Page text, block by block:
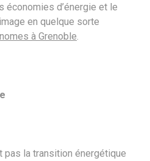
économies d’énergie et le
en quelque sorte
à Grenoble.
pas la transition énergétique